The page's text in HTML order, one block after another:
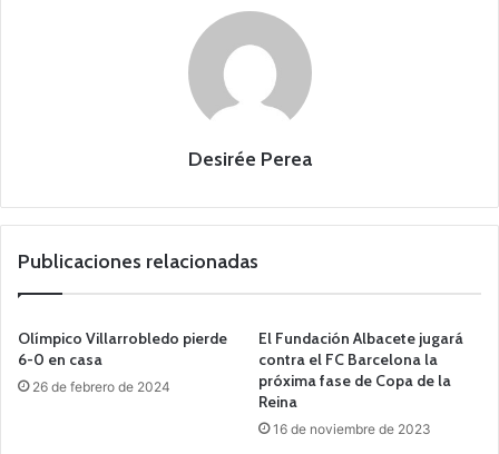
Desirée Perea
Publicaciones relacionadas
Olímpico Villarrobledo pierde
6-0 en casa
26 de febrero de 2024
El Fundación Albacete jugará
contra el FC Barcelona la
próxima fase de Copa de la
Reina
16 de noviembre de 2023